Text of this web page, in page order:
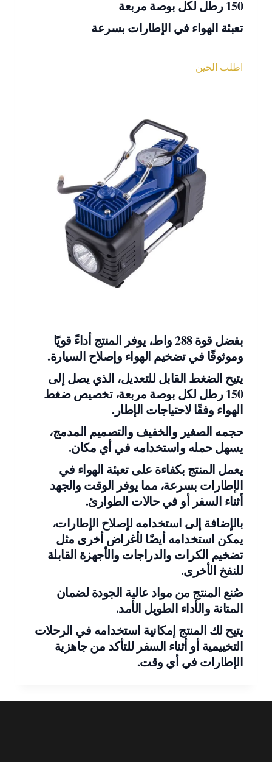
150 رطل لكل بوصة مربعة
تعبئة الهواء في الإطارات بسرعة
اطلب الحين
بفضل قوة 288 واط، يوفر المنتج أداءً قويًا
وموثوقًا في تضخيم الهواء وإصلاح السيارة.
يتيح الضغط القابل للتعديل، الذي يصل إلى
150 رطل لكل بوصة مربعة، تخصيص ضغط
الهواء وفقًا لاحتياجات الإطار.
حجمه الصغير والخفيف والتصميم المدمج،
يسهل حمله واستخدامه في أي مكان.
يعمل المنتج بكفاءة على تعبئة الهواء في
الإطارات بسرعة، مما يوفر الوقت والجهد
أثناء السفر أو في حالات الطوارئ.
بالإضافة إلى استخدامه لإصلاح الإطارات،
يمكن استخدامه أيضًا لأغراض أخرى مثل
تضخيم الكرات والدراجات والأجهزة القابلة
للنفخ الأخرى.
صُنع المنتج من مواد عالية الجودة لضمان
المتانة والأداء الطويل الأمد.
يتيح لك المنتج إمكانية استخدامه في الرحلات
التخييمية أو أثناء السفر للتأكد من جاهزية
الإطارات في أي وقت.